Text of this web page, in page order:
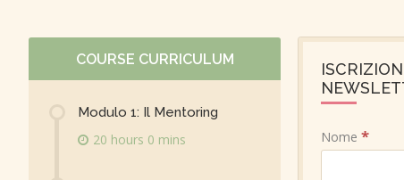
COURSE CURRICULUM
Modulo 1: Il Mentoring
20 hours 0 mins Nome *